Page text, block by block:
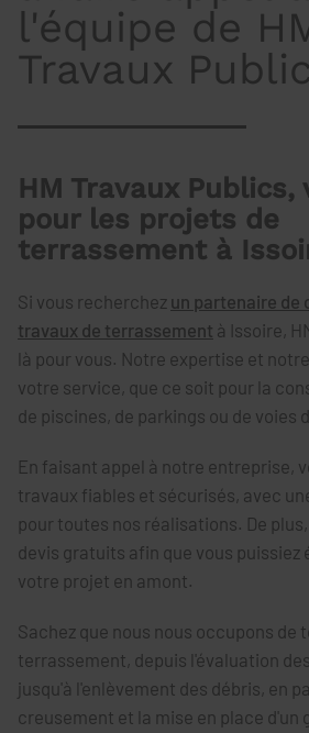
l'équipe de
Travaux
HM Travaux
pour les projets de
terrassement à
Si vous recherchez un partenaire de
travaux de terrassement à Issoire,
là pour vous. Notre expertise et
votre service, que ce soit pour la
de piscines, de parkings ou de voies
En faisant appel à notre entreprise,
travaux fiables et sécurisés, avec
pour toutes nos réalisations. De
devis gratuits afin que vous puissiez
votre projet en amont.
Sachez que nous nous occupons de
terrassement, depuis l'évaluation
jusqu'à l'enlèvement des débris, en
creusement et la mise en place d'un